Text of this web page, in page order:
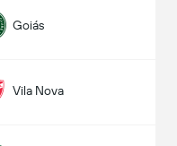
Goiás
Vila Nova